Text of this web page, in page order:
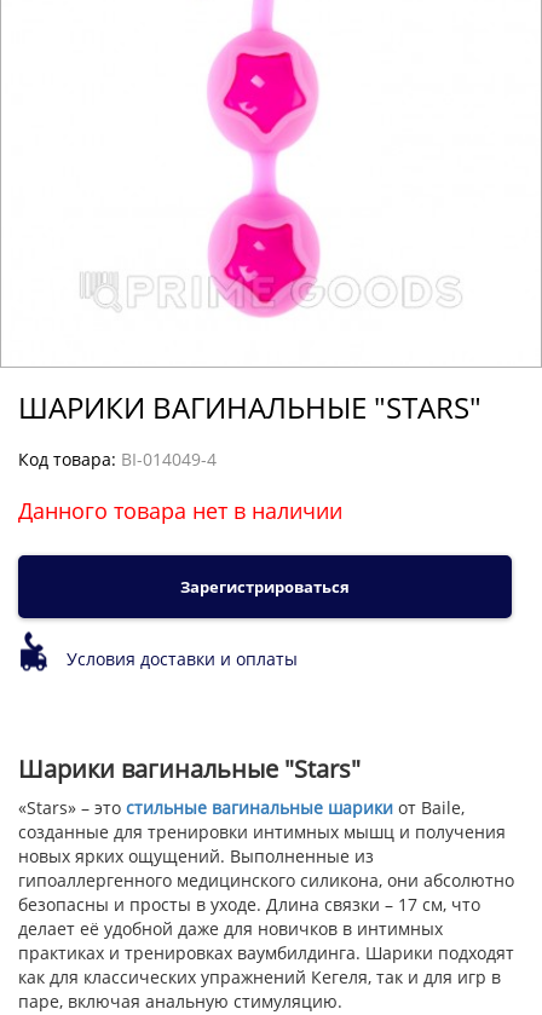
ШАРИКИ ВАГИНАЛЬНЫЕ "STARS"
Код товара: BI-014049-4
Данного товара нет в наличии
Зарегистрироваться
Условия доставки и оплаты
Шарики вагинальные "Stars"
«Stars» – это стильные вагинальные шарики от Baile,
созданные для тренировки интимных мышц и получения
новых ярких ощущений. Выполненные из
гипоаллергенного медицинского силикона, они абсолютно
безопасны и просты в уходе. Длина связки – 17 см, что
делает её удобной даже для новичков в интимных
практиках и тренировках ваумбилдинга. Шарики подходят
как для классических упражнений Кегеля, так и для игр в
паре, включая анальную стимуляцию.